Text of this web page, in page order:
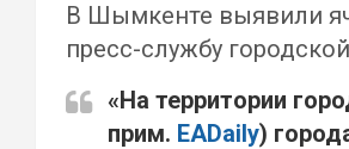
В Шымкенте выявили
пресс-службу
«На территории
прим. EADaily)